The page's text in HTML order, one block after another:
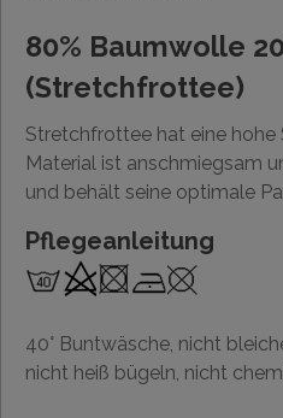
80% Baumwolle
(Stretchfrottee)
Stretchfrottee hat eine hohe
Material ist anschmiegsam
und behält seine optimale
Pflegeanleitung
40° Buntwäsche, nicht
nicht heiß bügeln, nicht